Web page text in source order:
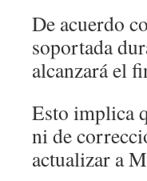
De acuerdo
soportada
alcanzará el
Esto implica
ni de
actualizar a